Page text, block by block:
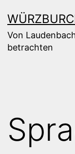
Inhalt
springen
Von
betrachten